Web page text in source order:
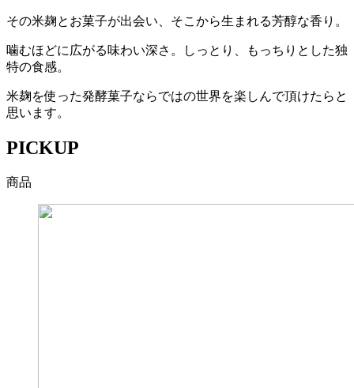
その米麹とお菓子が出会い、そこから生まれる芳醇な香り。
噛むほどに広がる味わい深さ。しっとり、もっちりとした独
特の食感。
米麹を使った発酵菓子ならではの世界を楽しんで頂けたらと
思います。
PICKUP
商品